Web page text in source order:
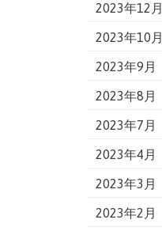
2023年12月
2023年10月
2023年9月
2023年8月
2023年7月
2023年4月
2023年3月
2023年2月